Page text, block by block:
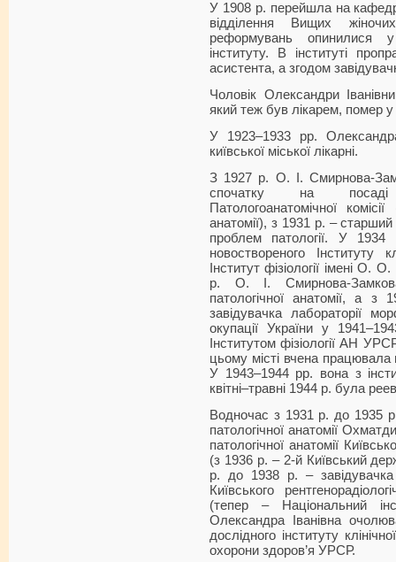
У 1908 р. перейшла на
відділення Вищих
реформувань опинилися
інституту. В інституті
асистента, а згодом
Чоловік Олександри
який теж був лікарем, помер
У 1923–1933 рр.
київської міської лікарні.
З 1927 р. О. І. Смирнова-
спочатку на посаді
Патологоанатомічної
анатомії), з 1931 р. – старший
проблем патології. У
новоствореного Інституту
Інститут фізіології імені
р. О. І. Смирнова-
патологічної анатомії, а
завідувачка лабораторії
окупації України у
Інститутом фізіології АН
цьому місті вчена працювала
У 1943–1944 рр. вона з
квітні–травні 1944 р. була
Водночас з 1931 р. до 1935
патологічної анатомії
патологічної анатомії
(з 1936 р. – 2-й Київський
р. до 1938 р. – завідувачка
Київського
(тепер – Національний
Олександра Іванівна
дослідного інституту
охорони здоров’я УРСР.